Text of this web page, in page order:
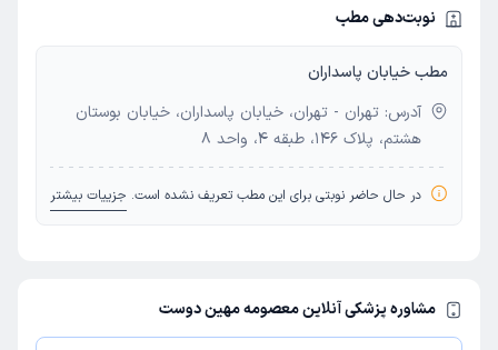
نوبت‌دهی مطب
مطب خیابان پاسداران
آدرس: تهران - تهران، خیابان پاسداران، خیابان بوستان
هشتم، پلاک 146، طبقه 4، واحد 8
در حال حاضر نوبتی برای این مطب تعریف نشده است. جزییات بیشتر
مشاوره پزشکی آنلاین معصومه مهین دوست